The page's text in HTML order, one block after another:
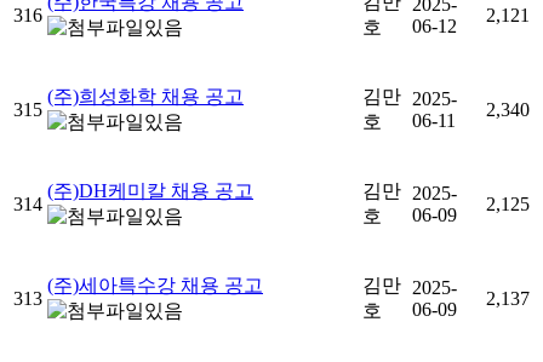
316
호
06-12
2,121
315
(주)희성화학 채용 공고
김만
호
2025-
06-11
2,340
314
(주)DH케미칼 채용 공고
김만
호
2025-
06-09
2,125
313
(주)세아특수강 채용 공고
김만
호
2025-
06-09
2,137